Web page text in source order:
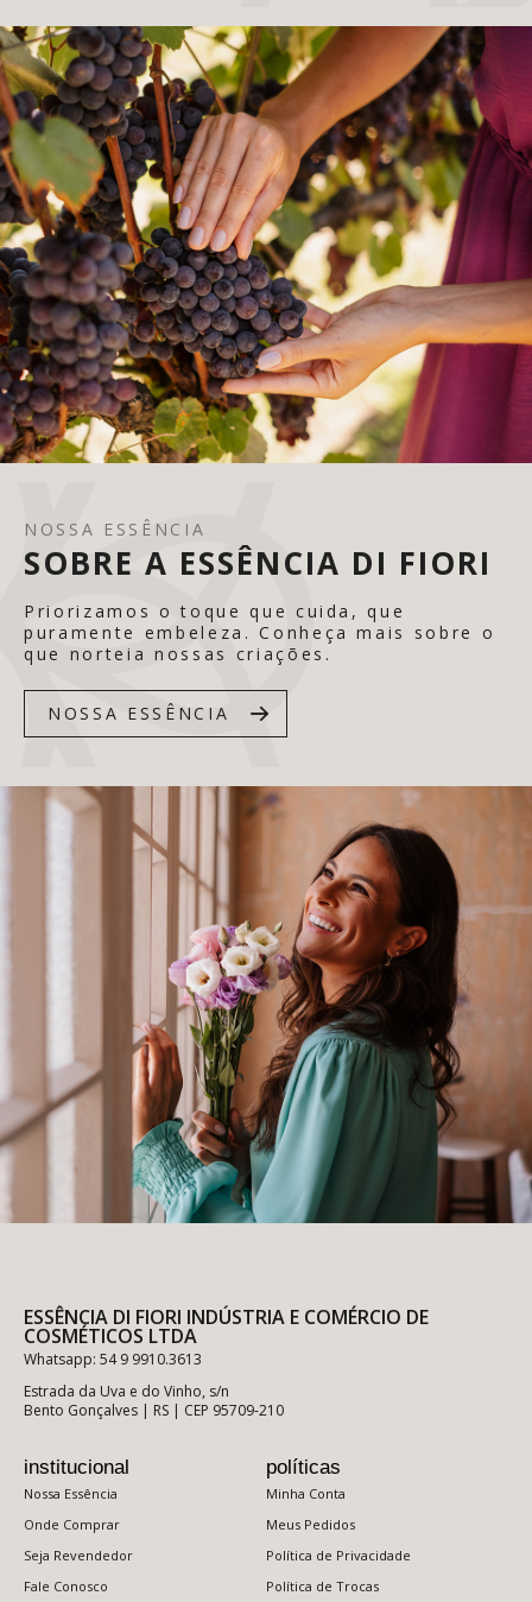
NOSSA ESSÊNCIA
SOBRE A ESSÊNCIA DI FIORI
Priorizamos o toque que cuida, que
puramente embeleza. Conheça mais sobre o
que norteia nossas criações.
NOSSA ESSÊNCIA
ESSÊNCIA DI FIORI INDÚSTRIA E COMÉRCIO DE
COSMÉTICOS LTDA
Whatsapp: 54 9 9910.3613
Estrada da Uva e do Vinho, s/n
Bento Gonçalves | RS | CEP 95709-210
institucional
Nossa Essência
Onde Comprar
Seja Revendedor
Fale Conosco
políticas
Minha Conta
Meus Pedidos
Política de Privacidade
Política de Trocas